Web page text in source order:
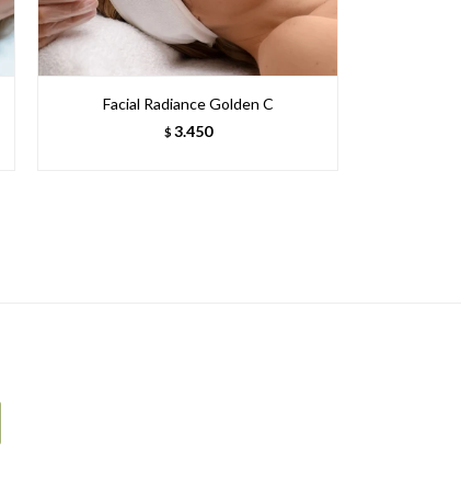
Facial Radiance Golden C
$ 3.450